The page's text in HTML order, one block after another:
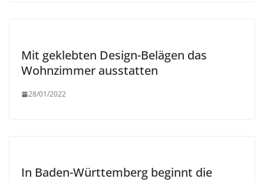
Mit geklebten Design-Belägen das
Wohnzimmer ausstatten
28/01/2022
In Baden-Württemberg beginnt die